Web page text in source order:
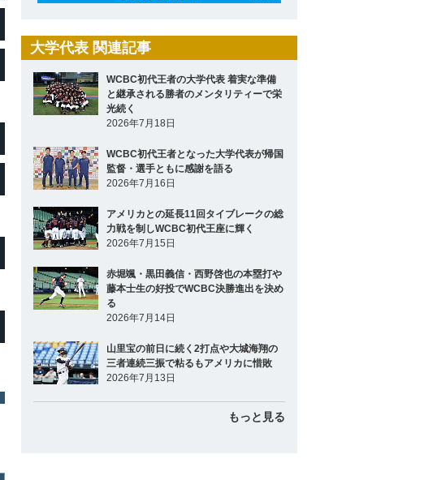
大学代表 関連記事
WCBC初代王者の大学代表 着実な準備
と継承される勝者のメンタリティーで栄
光続く
2026年7月18日
WCBC初代王者となった大学代表が帰国
監督・選手ともに感謝を語る
2026年7月16日
アメリカとの延長11回タイブレークの総
力戦を制しWCBC初代王座に輝く
2026年7月15日
赤堀颯・黒田義信・西野啓也の本塁打や
藤本士生の好投でWCBC決勝進出を決め
る
2026年7月14日
山里宝の前日に続く2打点や大城海翔の
三者連続三振で粘るもアメリカに惜敗
2026年7月13日
もっと見る